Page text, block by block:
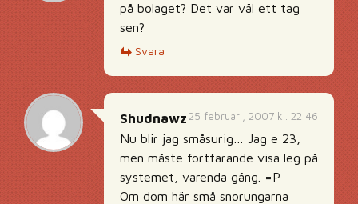
på bolaget? Det var väl ett tag
sen?
Svara
25 februari, 2007 kl. 22:46
Shudnawz
Nu blir jag småsurig… Jag e 23,
men måste fortfarande visa leg på
systemet, varenda gång. =P
Om dom här små snorungarna